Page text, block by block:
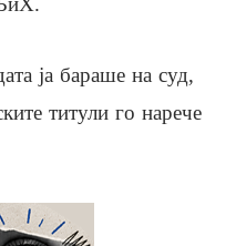
ја бараше на суд,
титули го нарече